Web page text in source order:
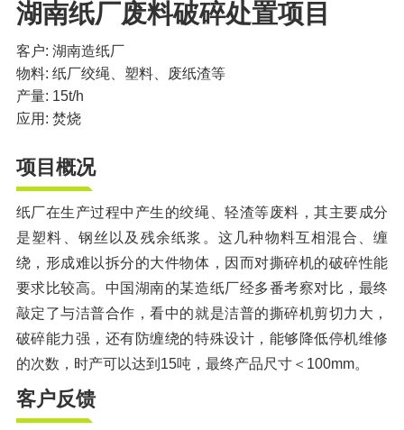
重型锤式破碎机 移动式破碎站
液压打包机
封闭式破碎系统 废轮胎热解系统
分选分离设备
湖南纸厂废料破碎处置项目
客户: 湖南造纸厂
物料: 纸厂绞绳、塑料、废纸渣等
产量: 15t/h
应用: 焚烧
项目概况
纸厂在生产过程中产生的绞绳、轻渣等废料，其主要成分
是塑料、钢丝以及残余纸浆。这几种物料互相混合、缠
绕，形成难以拆分的大件物体，因而对撕碎机的破碎性能
要求比较高。中国湖南的某造纸厂经多番考察对比，最终
敲定了与洁普合作，看中的就是洁普的撕碎机剪切力大，
破碎能力强，还有防缠绕的特殊设计，能够降低停机维修
的次数，时产可以达到15吨，最终产品尺寸＜100mm。
客户反馈